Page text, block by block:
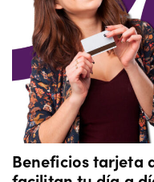
Beneficios tarjeta